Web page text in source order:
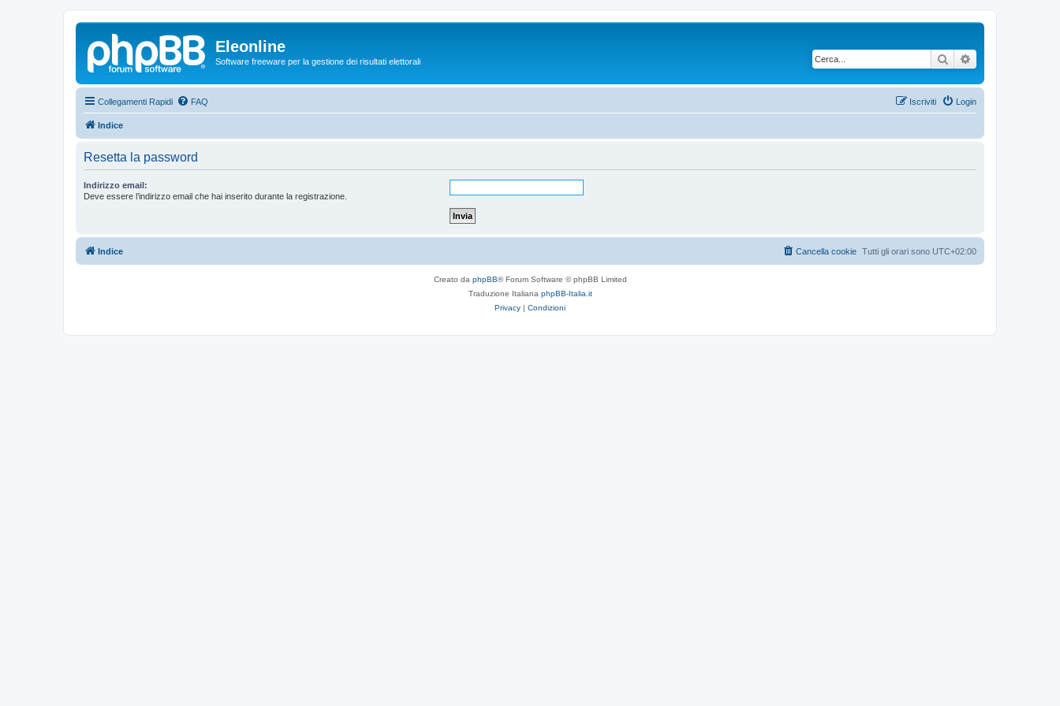
Eleonline
Software freeware per la gestione dei risultati elettorali Cerca
Collegamenti Rapidi FAQ Login
Iscriviti
Indice
Resetta la password
Indirizzo email:
Deve essere l’indirizzo email che hai inserito durante la registrazione.
Indice Tutti gli orari sono UTC+02:00
Cancella cookie
Creato da phpBB® Forum Software © phpBB Limited
Traduzione Italiana phpBB-Italia.it
Privacy | Condizioni